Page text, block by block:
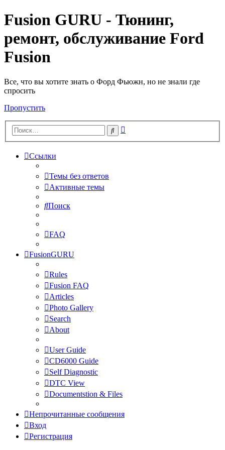
Fusion GURU - Тюнинг,
ремонт, обслуживание Ford
Fusion
Все, что вы хотите знать о Форд Фьюжн, но не знали где
спросить
Пропустить
Поиск
Ссылки
Темы без ответов
Активные темы
Поиск
FAQ
FusionGURU
Rules
Fusion FAQ
Articles
Photo Gallery
Search
About
User Guide
CD6000 Guide
Self Diagnostic
DTC View
Documentstion & Files
Непрочитанные сообщения
Вход
Регистрация